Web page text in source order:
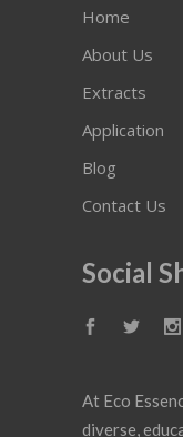
Home
About Us
Extracts
Application
Blog
Contact Us
Social
At Eco
diverse,